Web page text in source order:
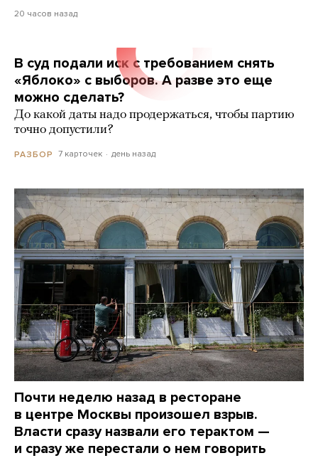
20 часов назад
В суд подали иск с требованием снять
«Яблоко» с выборов. А разве это еще
можно сделать?
До какой даты надо продержаться, чтобы партию
точно допустили?
РАЗБОР 7 карточек день назад
Почти неделю назад в ресторане
в центре Москвы произошел взрыв.
Власти сразу назвали его терактом —
и сразу же перестали о нем говорить